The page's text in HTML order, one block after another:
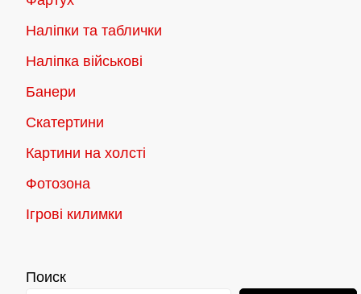
Наліпки та таблички
Наліпка військові
Банери
Скатертини
Картини на холсті
Фотозона
Ігрові килимки
Поиск